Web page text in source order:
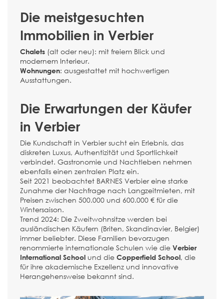
Die meistgesuchten
Immobilien in Verbier
Chalets (alt oder neu): mit freiem Blick und
modernem Interieur.
Wohnungen: ausgestattet mit hochwertigen
Ausstattungen.
Die Erwartungen der Käufer
in Verbier
Die Kundschaft in Verbier sucht ein Erlebnis, das
diskreten Luxus, Authentizität und Sportlichkeit
verbindet. Gastronomie und Nachtleben nehmen
ebenfalls einen zentralen Platz ein.
Seit 2021 beobachtet BARNES Verbier eine starke
Zunahme der Nachfrage nach Langzeitmieten, mit
Preisen zwischen 500.000 und 600.000 € für die
Wintersaison.
Trend 2024: Die Zweitwohnsitze werden bei
ausländischen Käufern (Briten, Skandinavier, Belgier)
immer beliebter. Diese Familien bevorzugen
renommierte internationale Schulen wie dieVerbier
International School und dieCopperfield School, die
für ihre akademische Exzellenz und innovative
Herangehensweise bekannt sind.